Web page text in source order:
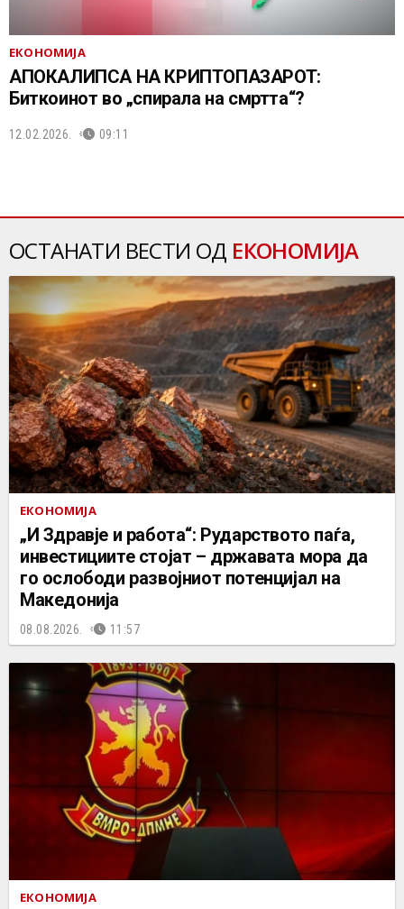
ЕКОНОМИЈА
АПОКАЛИПСА НА КРИПТОПАЗАРОТ:
Биткоинот во „спирала на смртта“?
12.02.2026. 09:11
ОСТАНАТИ ВЕСТИ ОД ЕКОНОМИЈА
ЕКОНОМИЈА
„И Здравје и работа“: Рударството паѓа,
инвестициите стојат – државата мора да
го ослободи развојниот потенцијал на
Македонија
08.08.2026. 11:57
ЕКОНОМИЈА